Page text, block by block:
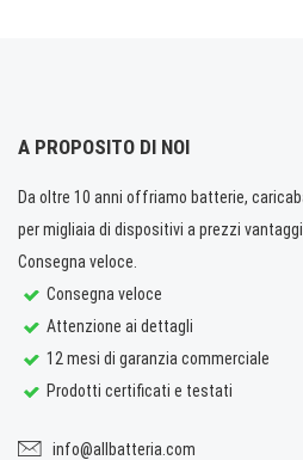
A PROPOSITO DI NOI
Da oltre 10 anni offriamo batterie,
per migliaia di dispositivi a prezzi
Consegna veloce.
Consegna veloce
Attenzione ai dettagli
12 mesi di garanzia commerciale
Prodotti certificati e testati
info@allbatteria.com